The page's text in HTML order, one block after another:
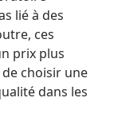
lié à des
ces
prix plus
choisir une
dans les